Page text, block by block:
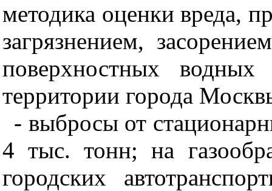
методика оценки вреда,
загрязнением,
поверхностных
территории города
- выбросы от
4 тыс. тонн; на
городских